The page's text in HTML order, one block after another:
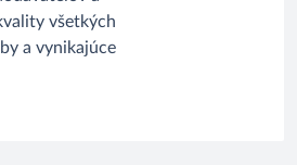
všetkých
a vynikajúce